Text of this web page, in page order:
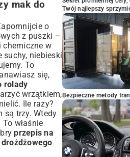
mak do
o
z puszki –
chemiczne w
suchy, niebieski
To
się,
rolady
wrzątkiem,
Ile razy?
są trzy. Wtedy
właśnie
przepis na
Twój najlepszy
Bezpieczne metody